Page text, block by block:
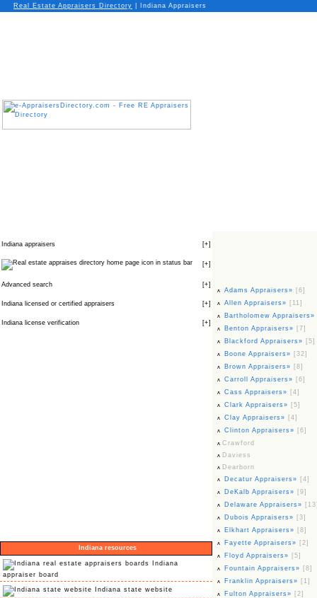
Real Estate Appraisers Directory | Indiana Appraisers
Indiana appraisers [+]
icon in status bar [+]
Advanced search [+]
Indiana licensed or certified appraisers [+]
Indiana license verification [+]
Indiana resources
Indiana
appraiser board
Indiana state website
Adams Appraisers» [6]
Allen Appraisers» [11]
Bartholomew Appraisers»
Benton Appraisers» [7]
Blackford Appraisers» [5]
Boone Appraisers» [32]
Brown Appraisers» [8]
Carroll Appraisers» [6]
Cass Appraisers» [4]
Clark Appraisers» [5]
Clay Appraisers» [4]
Clinton Appraisers» [6]
Crawford
Daviess
Dearborn
Decatur Appraisers» [4]
DeKalb Appraisers» [9]
Delaware Appraisers»
Dubois Appraisers» [3]
Elkhart Appraisers» [8]
Fayette Appraisers» [2]
Floyd Appraisers» [5]
Fountain Appraisers» [8]
Franklin Appraisers» [1]
Fulton Appraisers» [2]